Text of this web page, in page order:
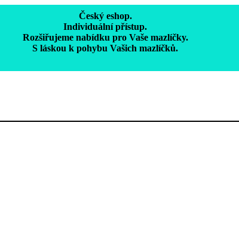
Český eshop.
Individuální přístup.
Rozšiřujeme nabídku pro Vaše mazlíčky.
S láskou k pohybu Vašich mazlíčků.